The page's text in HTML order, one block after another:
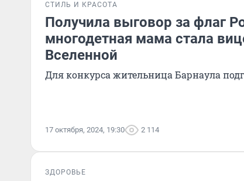
СТИЛЬ И КРАСОТА
Получила выговор за флаг
многодетная мама стала
Вселенной
Для конкурса жительница Барнаула
17 октября, 2024, 19:30 2 114
ЗДОРОВЬЕ